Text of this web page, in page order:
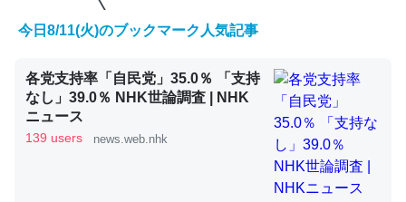
くらい。小説でいう「ずっと前の伏線」は回収されないけ
ど、短期記憶というには多い分量。進化すればするほど分
かりやすく強くなりそう
─GPTの仕組みと限界についての考察（１） - conceptualization
今日8/11(火)のブックマーク人気記事
各党支持率「自民党」35.0％ 「支持
なし」39.0％ NHK世論調査 | NHK
ニュース
139 users news.web.nhk